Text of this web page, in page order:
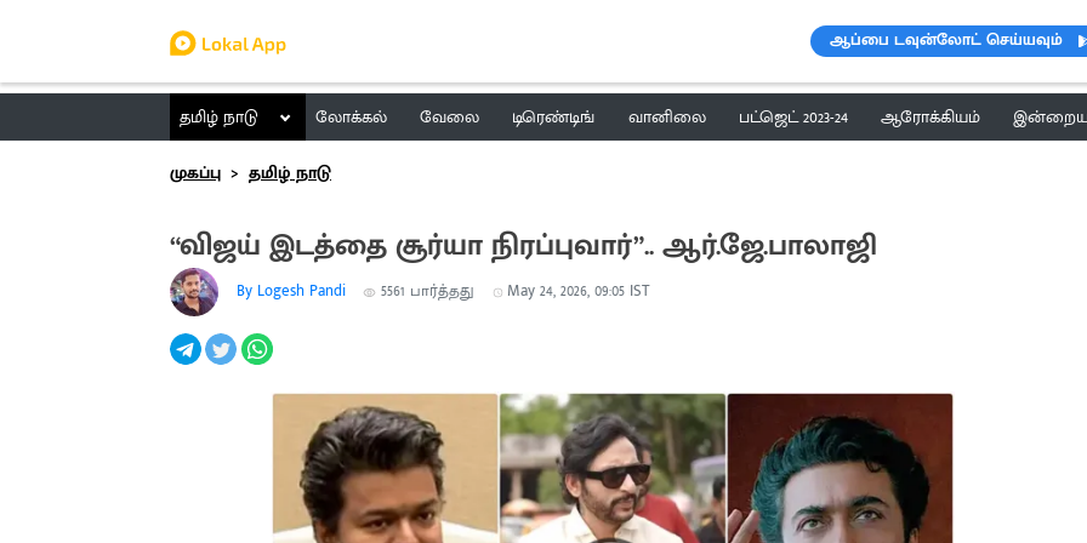
ஆப்பை டவுன்லோட் செய்யவும்
தமிழ் நாடு லோக்கல் வேலை டிரெண்டிங் வானிலை பட்ஜெட் 2023-24 ஆரோக்கியம் இன்றைய
முகப்பு
தமிழ் நாடு
“விஜய் இடத்தை சூர்யா நிரப்புவார்”.. ஆர்.ஜே.பாலாஜி
By Logesh Pandi 5561 பார்த்தது May 24, 2026, 09:05 IST